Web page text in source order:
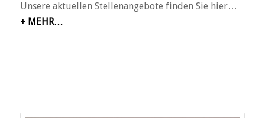
Unsere aktuellen Stellenangebote finden Sie hier…
+ MEHR…